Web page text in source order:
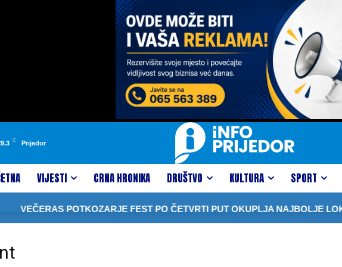
C Prijedor
VIJESTI CRNA HRONIKA DRUŠTVO KULTURA SPORT
VEČERAS POTKOZARJE FEST PO ČETVRTI PUT OKUPLJA NAJBOLJE